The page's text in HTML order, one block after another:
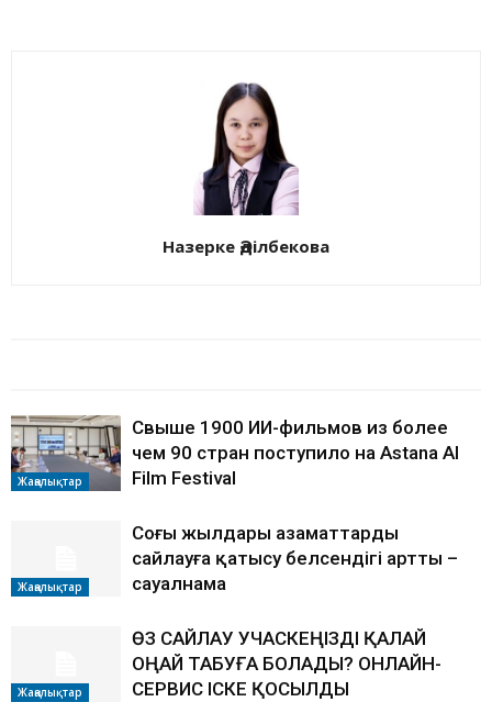
Назерке Әділбекова
Жаңалықтар
Свыше 1900 ИИ-фильмов из более
чем 90 стран поступило на Astana AI
Film Festival
Жаңалықтар
Соңғы жылдары азаматтардың
сайлауға қатысу белсендігі артты –
сауалнама
Жаңалықтар
ӨЗ САЙЛАУ УЧАСКЕҢІЗДІ ҚАЛАЙ
ОҢАЙ ТАБУҒА БОЛАДЫ? ОНЛАЙН-
СЕРВИС ІСКЕ ҚОСЫЛДЫ